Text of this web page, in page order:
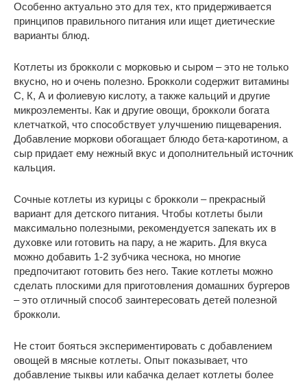
Особенно актуально это для тех, кто придерживается
принципов правильного питания или ищет диетические
варианты блюд.
Котлеты из брокколи с морковью и сыром – это не только
вкусно, но и очень полезно. Брокколи содержит витамины
С, К, А и фолиевую кислоту, а также кальций и другие
микроэлементы. Как и другие овощи, брокколи богата
клетчаткой, что способствует улучшению пищеварения.
Добавление моркови обогащает блюдо бета-каротином, а
сыр придает ему нежный вкус и дополнительный источник
кальция.
Сочные котлеты из курицы с брокколи – прекрасный
вариант для детского питания. Чтобы котлеты были
максимально полезными, рекомендуется запекать их в
духовке или готовить на пару, а не жарить. Для вкуса
можно добавить 1-2 зубчика чеснока, но многие
предпочитают готовить без него. Такие котлеты можно
сделать плоскими для приготовления домашних бургеров
– это отличный способ заинтересовать детей полезной
брокколи.
Не стоит бояться экспериментировать с добавлением
овощей в мясные котлеты. Опыт показывает, что
добавление тыквы или кабачка делает котлеты более